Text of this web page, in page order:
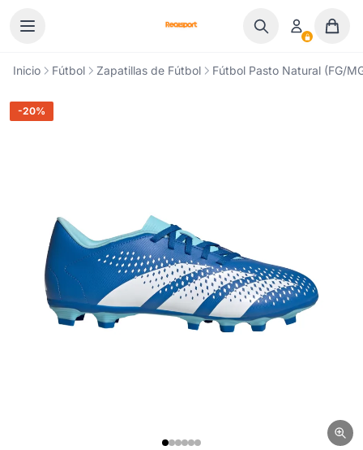
Inicio Fútbol Zapatillas de Fútbol Fútbol Pasto Natural (FG/
-20%